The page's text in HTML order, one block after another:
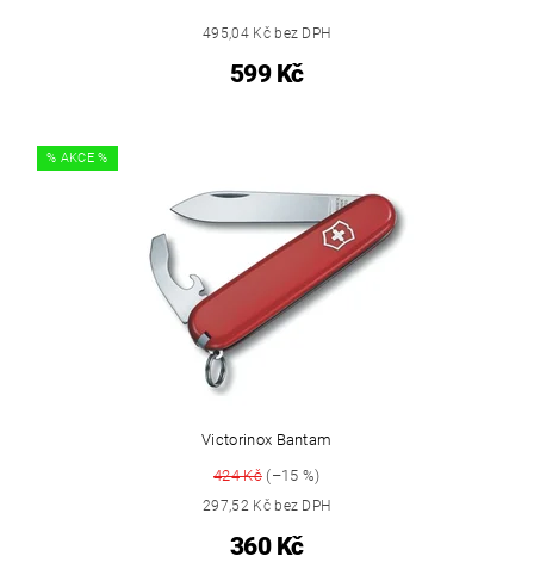
495,04 Kč bez DPH
599 Kč
% AKCE %
Victorinox Bantam
424 Kč(–15 %)
297,52 Kč bez DPH
360 Kč